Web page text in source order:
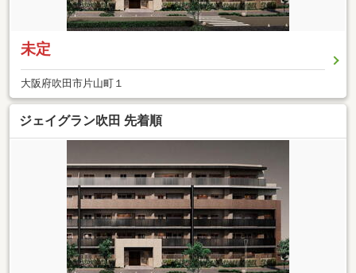
未定
大阪府吹田市片山町１
ジェイグラン吹田 先着順